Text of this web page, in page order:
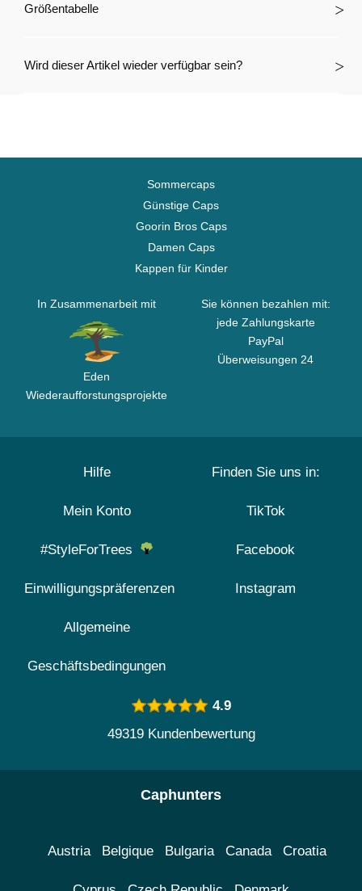
Größentabelle
Wird dieser Artikel wieder verfügbar sein?
Sommercaps
Günstige Caps
Goorin Bros Caps
Damen Caps
Kappen für Kinder
In Zusammenarbeit mit
Eden
Wiederaufforstungsprojekte
Sie können bezahlen mit:
jede Zahlungskarte
PayPal
Überweisungen 24
Hilfe
Mein Konto
#StyleForTrees
Einwilligungspräferenzen
Allgemeine
Geschäftsbedingungen
Finden Sie uns in:
TikTok
Facebook
Instagram
4.9
49319 Kundenbewertung
Caphunters
Austria Belgique Bulgaria Canada Croatia